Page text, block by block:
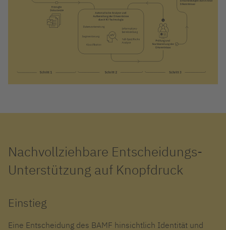
Nachvollziehbare Entscheidungs-
Unterstützung auf Knopfdruck
Einstieg
Eine Entscheidung des BAMF hinsichtlich Identität und